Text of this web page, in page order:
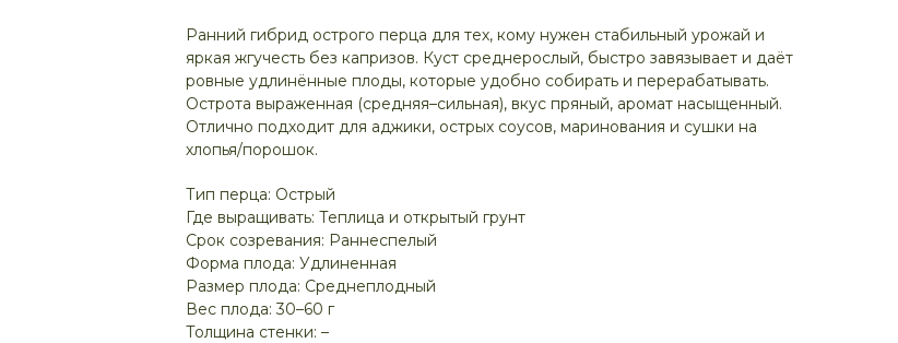
Ранний гибрид острого перца для тех, кому нужен стабильный урожай и
яркая жгучесть без капризов. Куст среднерослый, быстро завязывает и даёт
ровные удлинённые плоды, которые удобно собирать и перерабатывать.
Острота выраженная (средняя–сильная), вкус пряный, аромат насыщенный.
Отлично подходит для аджики, острых соусов, маринования и сушки на
хлопья/порошок.
Тип перца: Острый
Где выращивать: Теплица и открытый грунт
Срок созревания: Раннеспелый
Форма плода: Удлиненная
Размер плода: Среднеплодный
Вес плода: 30–60 г
Толщина стенки: –